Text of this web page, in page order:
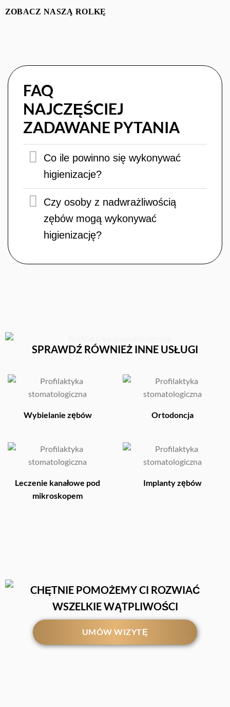
ZOBACZ NASZĄ ROLKĘ
FAQ
NAJCZĘŚCIEJ
ZADAWANE PYTANIA
Co ile powinno się wykonywać
higienizacje?
Czy osoby z nadwrażliwością
zębów mogą wykonywać
higienizację?
SPRAWDŹ RÓWNIEŻ INNE USŁUGI
Wybielanie zębów Ortodoncja
Leczenie kanałowe pod
mikroskopem
Implanty zębów
CHĘTNIE POMOŻEMY CI ROZWIAĆ
WSZELKIE WĄTPLIWOŚCI
UMÓW WIZYTĘ